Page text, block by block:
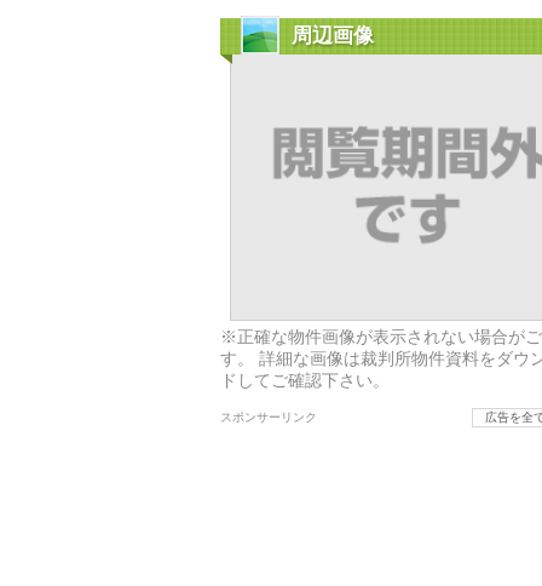
周辺画像
※正確な物件画像が表示されない場合が
す。 詳細な画像は裁判所物件資料をダウ
ドしてご確認下さい。
スポンサーリンク 広告を全